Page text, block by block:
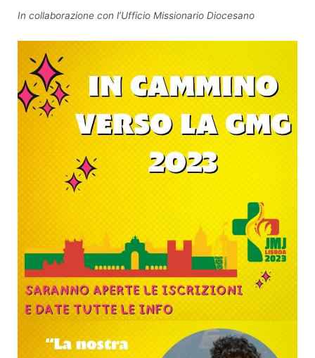
In collaborazione con l’Ufficio Missionario Diocesano